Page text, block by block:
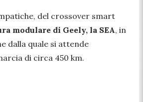
del crossover smart
modulare di Geely, la SEA, in
dalla quale si attende
di circa 450 km.